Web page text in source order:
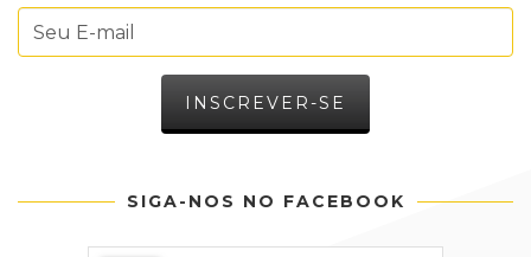
SIGA-NOS NO FACEBOOK